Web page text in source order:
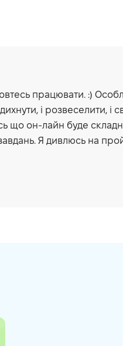
працювати. :)
і розвеселити, і
що он-лайн буде
Я дивлюсь на